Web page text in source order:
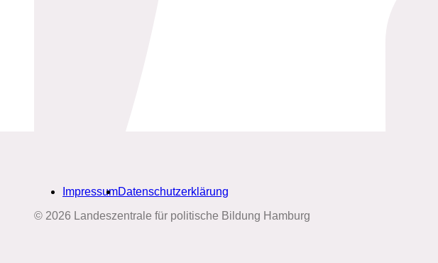
ImpressumDatenschutzerklärung
© 2026 Landeszentrale für politische Bildung Hamburg